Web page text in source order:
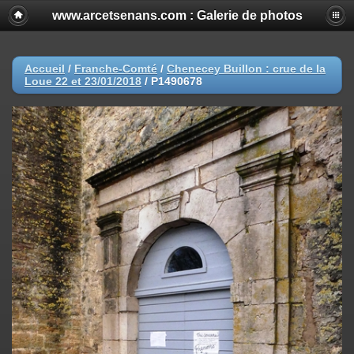
www.arcetsenans.com : Galerie de photos
Accueil / Franche-Comté / Chenecey Buillon : crue de la
Loue 22 et 23/01/2018 / P1490678